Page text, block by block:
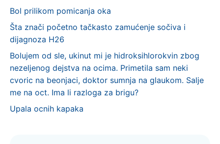
Bol prilikom pomicanja oka
Šta znači početno tačkasto zamućenje sočiva i
dijagnoza H26
Bolujem od sle, ukinut mi je hidroksihlorokvin zbog
nezeljenog dejstva na ocima. Primetila sam neki
cvoric na beonjaci, doktor sumnja na glaukom. Salje
me na oct. Ima li razloga za brigu?
Upala ocnih kapaka